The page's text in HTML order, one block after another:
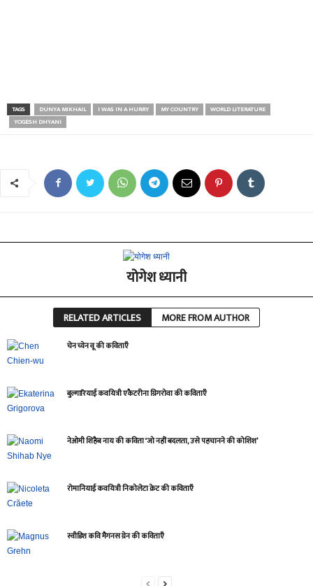
TAGS DUNYA MIKHAIL I WAS IN A HURRY MY COUNTRY
WORLD LITERATURE
YOGESH DHYANI
योगेश ध्यानी
RELATED ARTICLES MORE FROM AUTHOR
चेन च्येन वू की कविताएँ
बुल्गारियाई कवयित्री एकैटरीना ग्रिगरोवा की कविताएँ
नेओमी शिहैब नाय की कविता ‘जो नहीं बदलता, उसे पहचानने की कोशिश’
रोमानियाई कवयित्री निकोलेटा क्रेट की कविताएँ
स्वीडिश कवि मैगनस ग्रेन की कविताएँ